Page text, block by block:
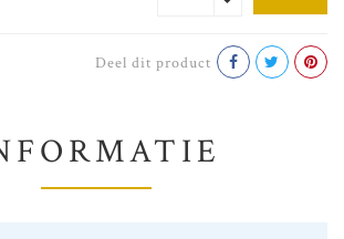
Deel dit product